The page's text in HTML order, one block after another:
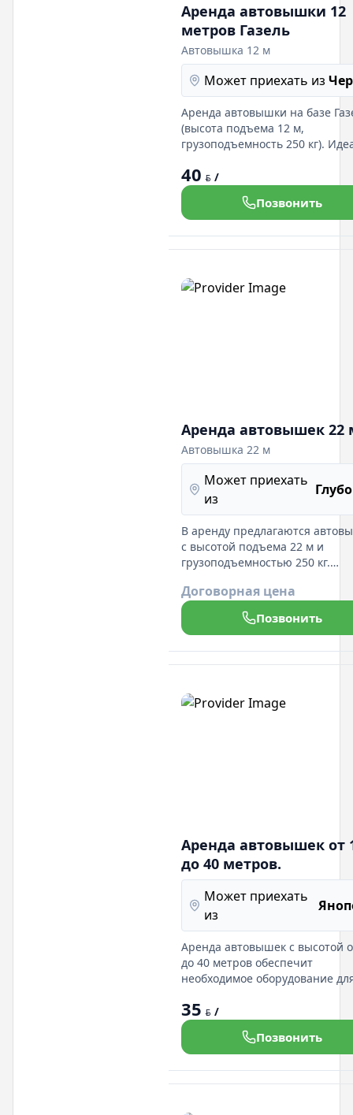
Аренда автовышки 12
метров Газель
Автовышка 12 м
Может приехать из
Аренда автовышки на базе
(высота подъема 12 м,
грузоподъемность 250 кг).
условия аренды и
профессиональная поддержка!
40 BYN /
Позвонить
Аренда автовышек 22
Автовышка 22 м
Может приехать
из
В аренду предлагаются
с высотой подъема 22 м и
грузоподъемностью 250 кг.
обслуживания на высоте.
техника и поддержка на всех
аренды.
Договорная цена
Позвонить
Аренда автовышек от
до 40 метров.
Может приехать
из
Аренда автовышек с высотой
до 40 метров обеспечит
необходимое оборудование
предоставляем надежные
регулярно проходящие
обслуживание. Опытные
помогут в выполнении ваших
задач. Гибкие условия аренды
позволяют выбрать
35 BYN /
Позвонить